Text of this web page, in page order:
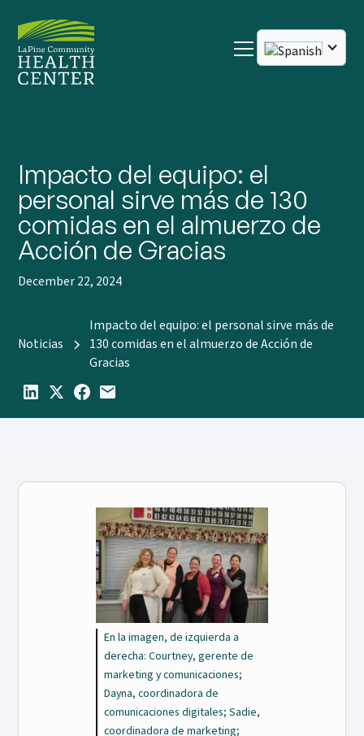
Impacto del equipo: el
personal sirve más de 130
comidas en el almuerzo de
Acción de Gracias
December 22, 2024
Noticias
Impacto del equipo: el personal sirve más de
130 comidas en el almuerzo de Acción de
Gracias
En la imagen, de izquierda a
derecha: Courtney, gerente de
marketing y comunicaciones;
Dayna, coordinadora de
comunicaciones digitales; Sadie,
coordinadora de marketing;